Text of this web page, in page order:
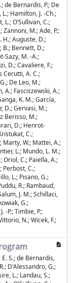
de Bernardis, P.; De
Hamilton, J. -Ch.;
O’Sullivan, C.;
Zannoni, M.; Ade, P.;
H.; Auguste, D.;
B.; Bennett, D.;
Sazy, M. -A.;
D.; Cavaliere, F.;
Cerutti, A. C.;
De Leo, M.;
A.; Fasciszewski, A.;
K. M.; García,
D.; Gervasi, M.;
Berisso, M.;
D.; Henrot-
C.;
Marty, W.; Mattei, A.;
L.; Mundo, L. M.;
Oriol, C.; Paiella, A.;
Perbost, C.;
L.; Pisano, G.;
R.; Rambaud,
J. M.; Schillaci,
G.;
-P.; Timbie, P.;
N.; Wicek, F.;
S.; de Bernardis,
D'Alessandro, G.;
L.; Landau, S.;